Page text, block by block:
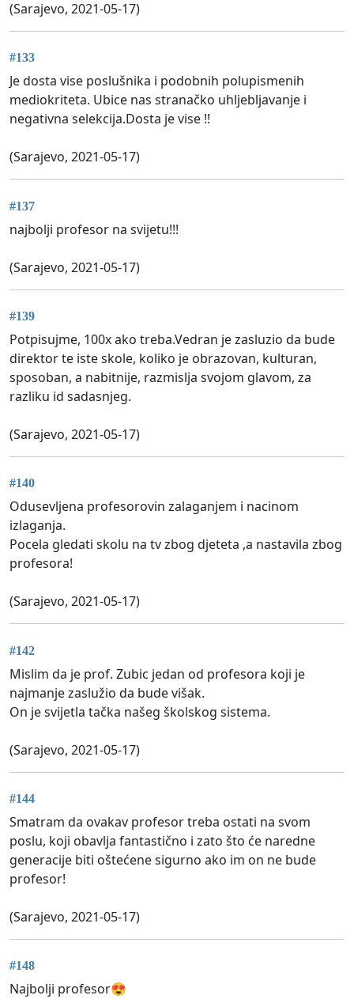
(Sarajevo, 2021-05-17)
#133
Je dosta vise poslušnika i podobnih polupismenih
mediokriteta. Ubice nas stranačko uhljebljavanje i
negativna selekcija.Dosta je vise !!
(Sarajevo, 2021-05-17)
#137
najbolji profesor na svijetu!!!
(Sarajevo, 2021-05-17)
#139
Potpisujme, 100x ako treba.Vedran je zasluzio da bude
direktor te iste skole, koliko je obrazovan, kulturan,
sposoban, a nabitnije, razmislja svojom glavom, za
razliku id sadasnjeg.
(Sarajevo, 2021-05-17)
#140
Odusevljena profesorovin zalaganjem i nacinom
izlaganja.
Pocela gledati skolu na tv zbog djeteta ,a nastavila zbog
profesora!
(Sarajevo, 2021-05-17)
#142
Mislim da je prof. Zubic jedan od profesora koji je
najmanje zaslužio da bude višak.
On je svijetla tačka našeg školskog sistema.
(Sarajevo, 2021-05-17)
#144
Smatram da ovakav profesor treba ostati na svom
poslu, koji obavlja fantastično i zato što će naredne
generacije biti oštećene sigurno ako im on ne bude
profesor!
(Sarajevo, 2021-05-17)
#148
Najbolji profesor😍